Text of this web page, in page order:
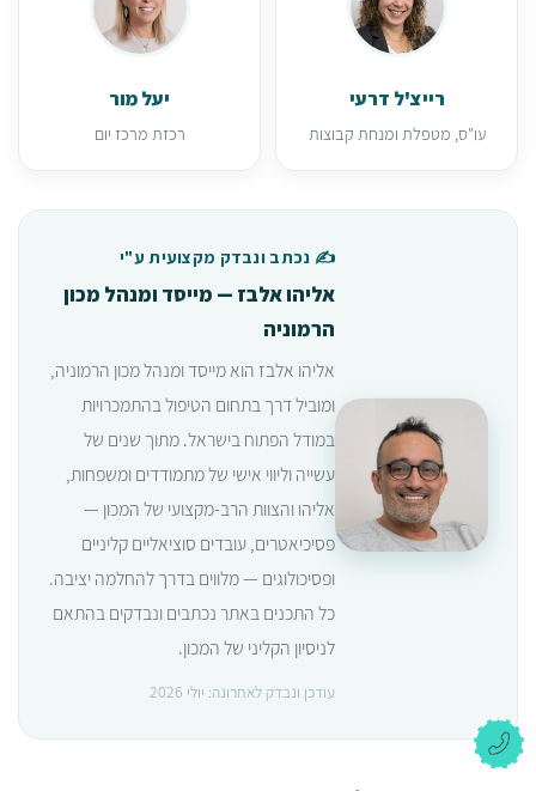
רייצ'ל דרעי
עו"ס, מטפלת ומנחת קבוצות
יעל מור
רכזת מרכז יום
✍️ נכתב ונבדק מקצועית ע"י
אליהו אלבז — מייסד ומנהל מכון
הרמוניה
אליהו אלבז הוא מייסד ומנהל מכון הרמוניה,
ומוביל דרך בתחום הטיפול בהתמכרויות
במודל הפתוח בישראל. מתוך שנים של
עשייה וליווי אישי של מתמודדים ומשפחות,
אליהו והצוות הרב-מקצועי של המכון —
פסיכיאטרים, עובדים סוציאליים קליניים
ופסיכולוגים — מלווים בדרך להחלמה יציבה.
כל התכנים באתר נכתבים ונבדקים בהתאם
לניסיון הקליני של המכון.
עודכן ונבדק לאחרונה: יולי 2026